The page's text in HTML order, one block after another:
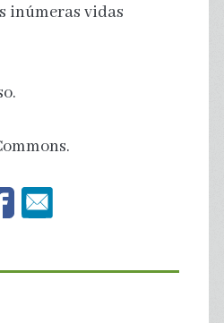
inúmeras vidas